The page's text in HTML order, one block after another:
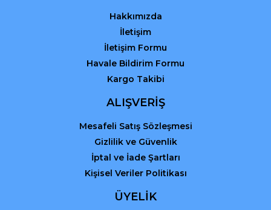
Hakkımızda
İletişim
İletişim Formu
Havale Bildirim Formu
Kargo Takibi
ALIŞVERİŞ
Mesafeli Satış Sözleşmesi
Gizlilik ve Güvenlik
İptal ve İade Şartları
Kişisel Veriler Politikası
ÜYELİK